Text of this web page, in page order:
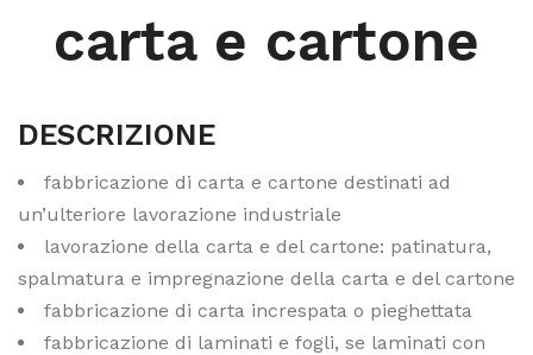
carta e cartone
DESCRIZIONE
fabbricazione di carta e cartone destinati ad
un’ulteriore lavorazione industriale
lavorazione della carta e del cartone: patinatura,
spalmatura e impregnazione della carta e del cartone
fabbricazione di carta increspata o pieghettata
fabbricazione di laminati e fogli, se laminati con